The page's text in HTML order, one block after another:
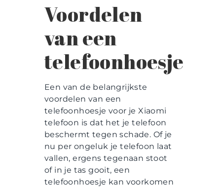
Voordelen
van een
telefoonhoesje
Een van de belangrijkste
voordelen van een
telefoonhoesje voor je Xiaomi
telefoon is dat het je telefoon
beschermt tegen schade. Of je
nu per ongeluk je telefoon laat
vallen, ergens tegenaan stoot
of in je tas gooit, een
telefoonhoesje kan voorkomen